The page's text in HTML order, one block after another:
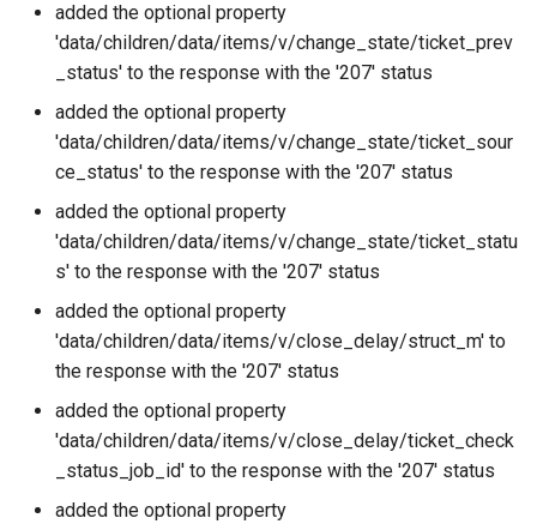
added the optional property
'data/children/data/items/v/change_state/ticket_prev
_status' to the response with the '207' status
added the optional property
'data/children/data/items/v/change_state/ticket_sour
ce_status' to the response with the '207' status
added the optional property
'data/children/data/items/v/change_state/ticket_statu
s' to the response with the '207' status
added the optional property
'data/children/data/items/v/close_delay/struct_m' to
the response with the '207' status
added the optional property
'data/children/data/items/v/close_delay/ticket_check
_status_job_id' to the response with the '207' status
added the optional property